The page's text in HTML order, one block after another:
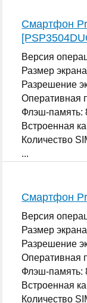
Смартфон
Версия
Размер
Разрешение
Оперативная
Флэш-память:
Встроенная
Количество
...
Смартфон
Версия
Размер
Разрешение
Оперативная
Флэш-память:
Встроенная
Количество